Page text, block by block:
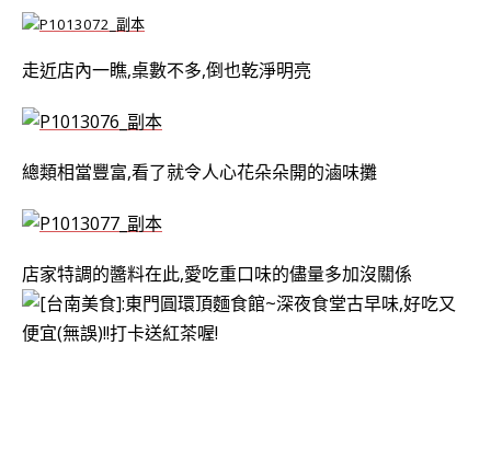
走近店內一瞧,桌數不多,倒也乾淨明亮
總類相當豐富,看了就令人心花朵朵開的滷味攤
店家特調的醬料在此,愛吃重口味的儘量多加沒關係